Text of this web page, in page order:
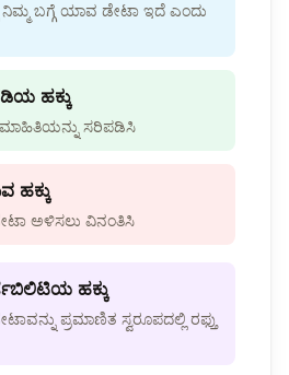
ನಿಮ್ಮ ಬಗ್ಗೆ ಯಾವ ಡೇಟಾ ಇದೆ ಎಂದು
ಹಕ್ಕು
ಮಾಹಿತಿಯನ್ನು ಸರಿಪಡಿಸಿ
ಹಕ್ಕು
ಅಳಿಸಲು ವಿನಂತಿಸಿ
ಹಕ್ಕು
ಪ್ರಮಾಣಿತ ಸ್ವರೂಪದಲ್ಲಿ ರಫ್ತು